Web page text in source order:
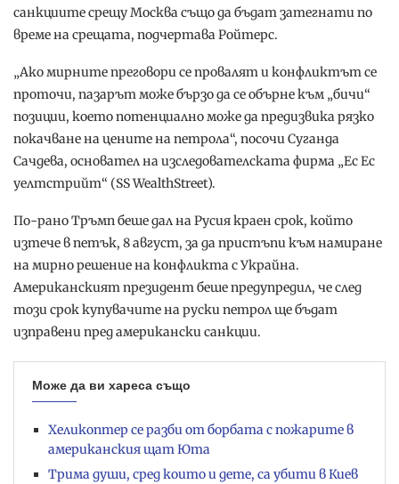
санкциите срещу Москва също да бъдат затегнати по
време на срещата, подчертава Ройтерс.
„Ако мирните преговори се провалят и конфликтът се
проточи, пазарът може бързо да се обърне към „бичи“
позиции, което потенциално може да предизвика рязко
покачване на цените на петрола“, посочи Суганда
Сачдева, основател на изследователската фирма „Ес Ес
уелтстрийт“ (SS WealthStreet).
По-рано Тръмп беше дал на Русия краен срок, който
изтече в петък, 8 август, за да пристъпи към намиране
на мирно решение на конфликта с Украйна.
Американският президент беше предупредил, че след
този срок купувачите на руски петрол ще бъдат
изправени пред американски санкции.
Може да ви хареса също
Хеликоптер се разби от борбата с пожарите в
американския щат Юта
Трима души, сред които и дете, са убити в Киев